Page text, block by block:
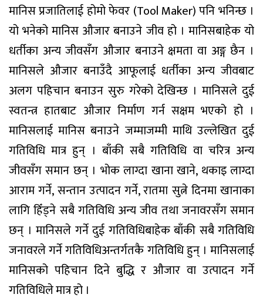
मानिस प्रजातिलाई होमो फेवर (Tool Maker) पनि भनिन्छ ।
यो भनेको मानिस औजार बनाउने जीव हो । मानिसबाहेक यो
धर्तीका अन्य जीवसँग औजार बनाउने क्षमता वा अङ्ग छैन ।
मानिसले औजार बनाउँदै आफूलाई धर्तीका अन्य जीवबाट
अलग पहिचान बनाउन सुरु गरेको देखिन्छ । मानिसले दुई
स्वतन्त्र हातबाट औजार निर्माण गर्न सक्षम भएको हो ।
मानिसलाई मानिस बनाउने जम्माजम्मी माथि उल्लेखित दुई
गतिविधि मात्र हुन् । बाँकी सबै गतिविधि वा चरित्र अन्य
जीवसँग समान छन् । भोक लाग्दा खाना खाने, थकाइ लाग्दा
आराम गर्ने, सन्तान उत्पादन गर्ने, रातमा सुत्ने दिनमा खानाका
लागि हिँड्ने सबै गतिविधि अन्य जीव तथा जनावरसँग समान
छन् । मानिसले गर्ने दुई गतिविधिबाहेक बाँकी सबै गतिविधि
जनावरले गर्ने गतिविधिअन्तर्गतकै गतिविधि हुन् । मानिसलाई
मानिसको पहिचान दिने बुद्धि र औजार वा उत्पादन गर्ने
गतिविधिले मात्र हो ।